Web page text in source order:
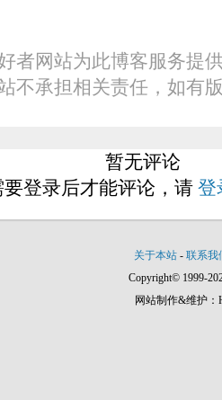
者网站为此博客服务提
不承担相关责任，如有
暂无评论
要登录后才能评论，请 登
关于本站 - 联系我
Copyright© 1999-
网站制作&维护